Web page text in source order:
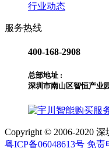
行业动态
服务热线
400-168-2908
总部地址 :
深圳市南山区智恒产业
购买服
Copyright © 2006-2020
粤ICP备06048613号 免责